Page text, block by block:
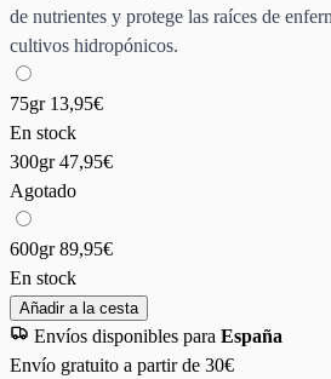
de nutrientes y protege las raíces de
cultivos hidropónicos.
75gr 13,95€
En stock
300gr47,95€
Agotado
600gr89,95€
En stock
Añadir a la cesta
Envíos disponibles para España
Envío gratuito a partir de 30€